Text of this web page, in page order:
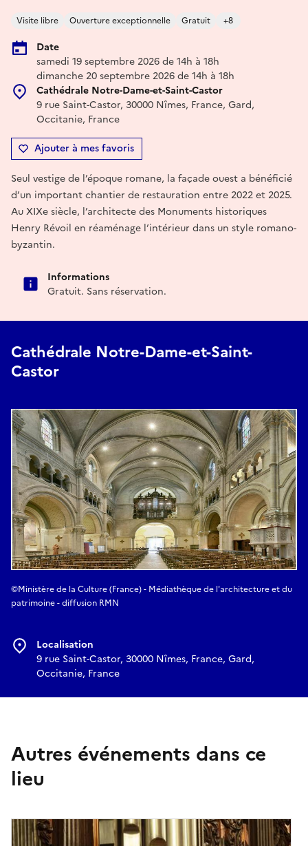
Visite libre Ouverture exceptionnelle Gratuit +8
Date
samedi 19 septembre 2026 de 14h à 18h
dimanche 20 septembre 2026 de 14h à 18h
Cathédrale Notre-Dame-et-Saint-Castor
9 rue Saint-Castor, 30000 Nîmes, France, Gard,
Occitanie, France
Ajouter à mes favoris
Seul vestige de l’époque romane, la façade ouest a bénéficié
d’un important chantier de restauration entre 2022 et 2025.
Au XIXe siècle, l’architecte des Monuments historiques
Henry Révoil en réaménage l’intérieur dans un style romano-
byzantin.
Informations
Gratuit. Sans réservation.
Cathédrale Notre-Dame-et-Saint-
Castor
©Ministère de la Culture (France) - Médiathèque de l'architecture et du
patrimoine - diffusion RMN
Localisation
9 rue Saint-Castor, 30000 Nîmes, France, Gard,
Occitanie, France
Autres événements dans ce
lieu